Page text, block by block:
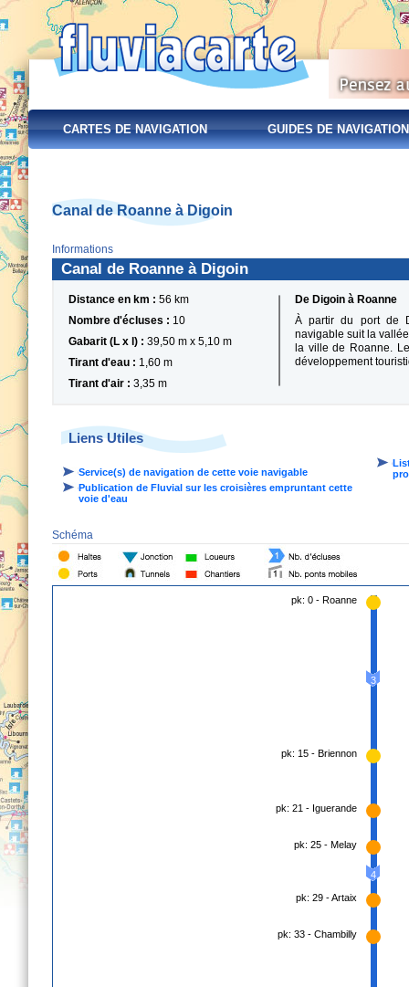
CARTES DE NAVIGATION GUIDES DE NAVIGATION
Canal de Roanne à Digoin
Informations
Canal de Roanne à Digoin
Distance en km : 56 km
Nombre d'écluses : 10
Gabarit (L x l) : 39,50 m x 5,10 m
Tirant d'eau : 1,60 m
Tirant d'air : 3,35 m
De Digoin à Roanne
À partir du port de
navigable suit la
la ville de Roanne.
développement
Liens Utiles
Service(s) de navigation de cette voie navigable
Publication de Fluvial sur les croisières empruntant cette
voie d'eau
Schéma
pk: 0 - Roanne
3
pk: 15 - Briennon
pk: 21 - Iguerande
pk: 25 - Melay
4
pk: 29 - Artaix
pk: 33 - Chambilly